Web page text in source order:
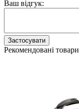
Ваш відгук:
Застосувати
Рекомендовані товари